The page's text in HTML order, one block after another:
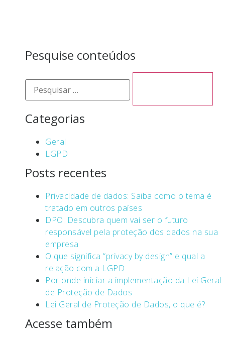
Pesquise conteúdos
Categorias
Geral
LGPD
Posts recentes
Privacidade de dados: Saiba como o tema é
tratado em outros países
DPO: Descubra quem vai ser o futuro
responsável pela proteção dos dados na sua
empresa
O que significa “privacy by design” e qual a
relação com a LGPD
Por onde iniciar a implementação da Lei Geral
de Proteção de Dados
Lei Geral de Proteção de Dados, o que é?
Acesse também